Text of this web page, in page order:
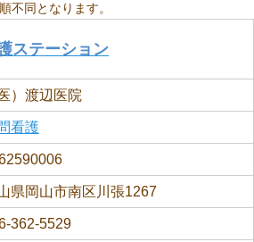
不同となります。
ステーション
医）渡辺医院
看護
県岡山市南区川張1267
362-5529